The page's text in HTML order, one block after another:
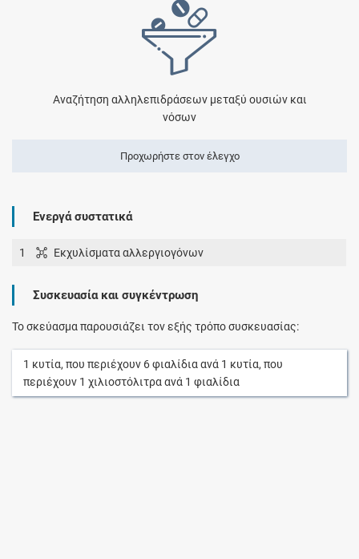
Αναζήτηση αλληλεπιδράσεων μεταξύ ουσιών και
νόσων
Προχωρήστε στον έλεγχο
Ενεργά συστατικά
1 Εκχυλίσματα αλλεργιογόνων
Συσκευασία και συγκέντρωση
Το σκεύασμα παρουσιάζει τον εξής τρόπο συσκευασίας:
1 κυτία, που περιέχουν 6φιαλίδιαανά 1 κυτία, που
περιέχουν 1 χιλιοστόλιτραανά 1 φιαλίδια